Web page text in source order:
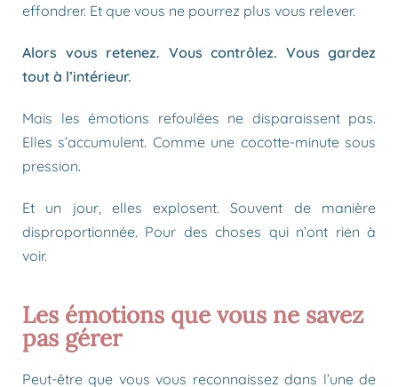
effondrer. Et que vous ne pourrez plus vous relever.
Alors vous retenez. Vous contrôlez. Vous gardez
tout à l’intérieur.
Mais les émotions refoulées ne disparaissent pas.
Elles s’accumulent. Comme une cocotte-minute sous
pression.
Et un jour, elles explosent. Souvent de manière
disproportionnée. Pour des choses qui n’ont rien à
voir.
Les émotions que vous ne savez
pas gérer
Peut-être que vous vous reconnaissez dans l’une de